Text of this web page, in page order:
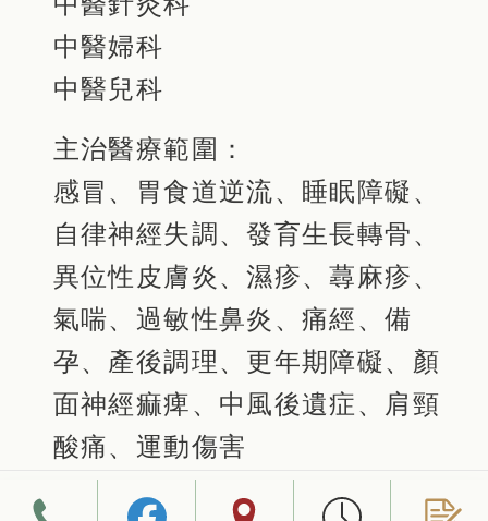
中醫婦科
中醫兒科
主治醫療範圍：
感冒、胃食道逆流、睡眠障礙、
自律神經失調、發育生長轉骨、
異位性皮膚炎、濕疹、蕁麻疹、
氣喘、過敏性鼻炎、痛經、備
孕、產後調理、更年期障礙、顏
面神經痲痺、中風後遺症、肩頸
酸痛、運動傷害